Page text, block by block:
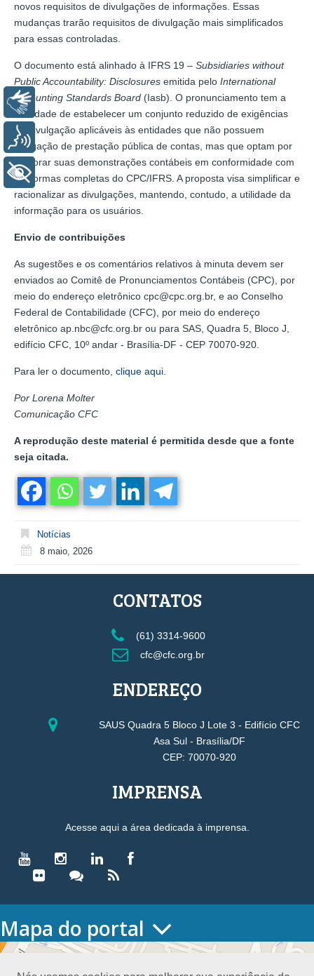
novos requisitos de divulgações de informações. Essas
mudanças trarão requisitos de divulgação mais simplificados
para essas controladas.
O documento está alinhado à IFRS 19 – Subsidiaries without
Public Accountability: Disclosures emitida pelo International
Accounting Standards Board (Iasb). O pronunciamento tem a
finalidade de estabelecer um conjunto reduzido de exigências
de divulgação aplicáveis às entidades que não possuem
obrigação de prestação pública de contas, mas que optam por
elaborar suas demonstrações contábeis em conformidade com
as normas completas do CPC/IFRS. A proposta visa simplificar e
racionalizar as divulgações, mantendo, contudo, a utilidade da
informação para os usuários.
Envio de contribuições
As sugestões e os comentários relativos à minuta devem ser
enviados ao Comitê de Pronunciamentos Contábeis (CPC), por
meio do endereço eletrônico cpc@cpc.org.br, e ao Conselho
Federal de Contabilidade (CFC), por meio do endereço
eletrônico ap.nbc@cfc.org.br ou para SAS, Quadra 5, Bloco J,
edifício CFC, 10º andar - Brasília-DF - CEP 70070-920.
Para ler o documento, clique aqui.
Por Lorena Molter
Comunicação CFC
A reprodução deste material é permitida desde que a fonte
seja citada.
Notícias
8 maio, 2026
CONTATOS
(61) 3314-9600
cfc@cfc.org.br
ENDEREÇO
SAUS Quadra 5 Bloco J Lote 3 - Edifício CFC
Asa Sul - Brasília/DF
CEP: 70070-920
IMPRENSA
Acesse aqui a área dedicada à imprensa.
Mapa do portal
HOME
Libras
Voz
+ Acessibilidade